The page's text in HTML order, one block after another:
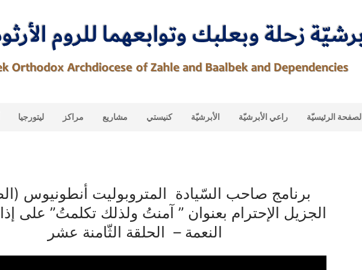
ليتورجيا مراكز مشاريع كنيستي الأبرشيّة راعي الأبرشيّة الصفحة الرئيسيّة
برنامج صاحب السّيادة المتروبوليت أنطونيوس
الجزيل الإحترام بعنوان ” آمنتُ ولذلك تكلمتُ” على
النعمة – الحلقة الثّامنة عشر